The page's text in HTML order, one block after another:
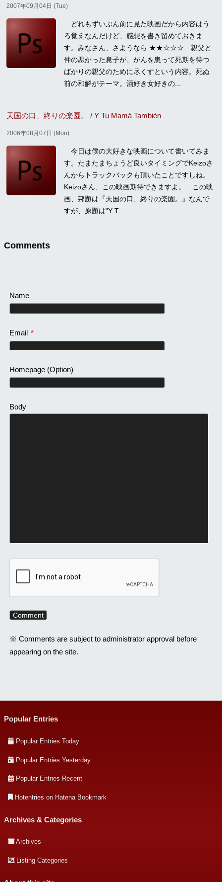
2007年09月04日 (Tue)
どれもずいぶん前に見た映画だから内容はう
ろ覚えなんだけど、感想を書き留めておきま
す。みなさん、さようなら ★★☆☆☆ 親父と
仲の悪かった息子が、がんを患って死期を待つ
ばかりの親父のために尽くすという内容。死ぬ
前の和解がテーマ。酒好き女好きの...
天国の口、終りの楽園。 / Y Tu Mamá También
2006年08月07日 (Mon)
今日は僕の大好きな映画について書いてみま
す。たまたまちょうど良いタイミングでKeizoさ
んからトラックバックも頂いたことですしね。
Keizoさん、この映画期待できますよ。 この映
画、邦題は『天国の口、終りの楽園。』なんで
すが、原題は"Y T...
Comments
Name
Email *
Homepage(Option)
Body
※ Comments are subject to administrator approval before
appearing on the site.
Popular Entries
Popular Entries Today
Popular Entries Yesterday
Popular Entries Recent
Hotentries on Hatena Bookmark
Archives & Categories
Archives
Listing Categories